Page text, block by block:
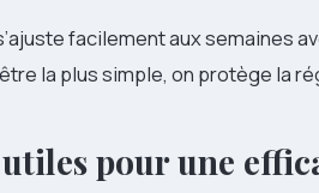
facilement aux semaines
la plus simple, on protège la
pour une